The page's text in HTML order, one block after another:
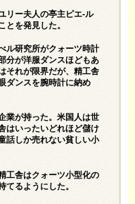
リー夫人の亭主ピエ-ル
とを発見した。
ル研究所がクォーツ時計
分が洋服ダンスほどもあ
それが限界だが、精工舎
ダンスを腕時計に納め
業が持った。米国人は世
はいったいどれほど儲け
話しか売れない貧しい小
工舎はクォーツ小型化の
てるようにした。